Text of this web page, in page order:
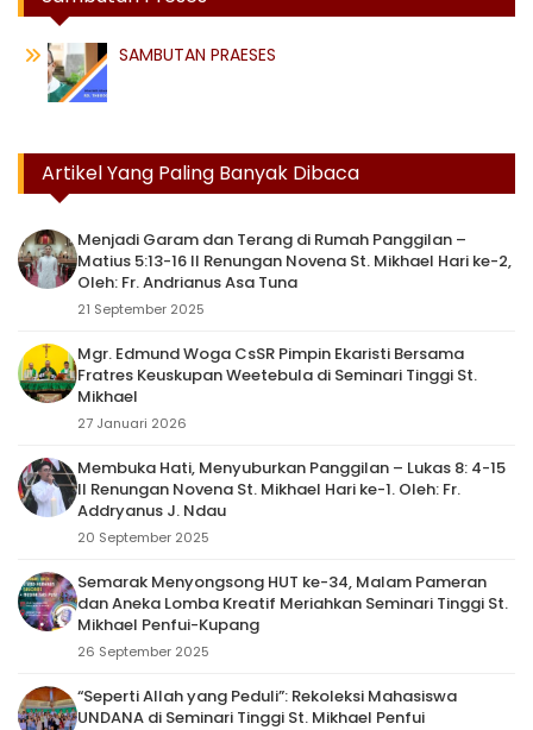
SAMBUTAN PRAESES
Artikel Yang Paling Banyak Dibaca
Menjadi Garam dan Terang di Rumah Panggilan –
Matius 5:13-16 II Renungan Novena St. Mikhael Hari ke-2,
Oleh: Fr. Andrianus Asa Tuna
21 September 2025
Mgr. Edmund Woga CsSR Pimpin Ekaristi Bersama
Fratres Keuskupan Weetebula di Seminari Tinggi St.
Mikhael
27 Januari 2026
Membuka Hati, Menyuburkan Panggilan – Lukas 8: 4-15
II Renungan Novena St. Mikhael Hari ke-1. Oleh: Fr.
Addryanus J. Ndau
20 September 2025
Semarak Menyongsong HUT ke-34, Malam Pameran
dan Aneka Lomba Kreatif Meriahkan Seminari Tinggi St.
Mikhael Penfui-Kupang
26 September 2025
“Seperti Allah yang Peduli”: Rekoleksi Mahasiswa
UNDANA di Seminari Tinggi St. Mikhael Penfui